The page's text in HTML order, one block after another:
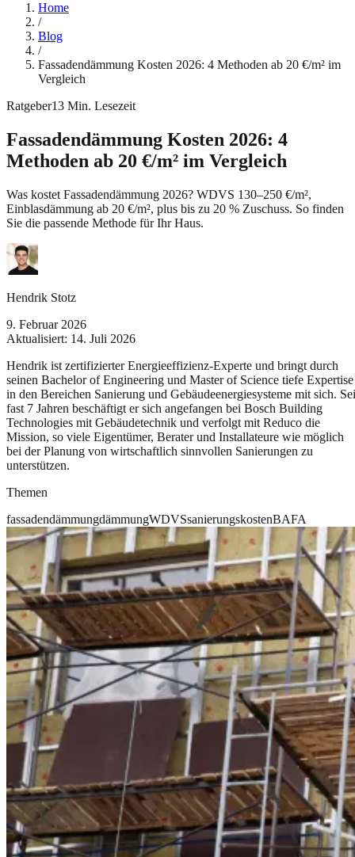
Home
/
Blog
/
Fassadendämmung Kosten 2026: 4 Methoden ab 20 €/m² im
Vergleich
Ratgeber13 Min. Lesezeit
Fassadendämmung Kosten 2026: 4
Methoden ab 20 €/m² im Vergleich
Was kostet Fassadendämmung 2026? WDVS 130–250 €/m²,
Einblasdämmung ab 20 €/m², plus bis zu 20 % Zuschuss. So finden
Sie die passende Methode für Ihr Haus.
Hendrik Stotz
9. Februar 2026
Aktualisiert: 14. Juli 2026
Hendrik ist zertifizierter Energieeffizienz-Experte und bringt durch
seinen Bachelor of Engineering und Master of Science tiefe Expertise
in den Bereichen Sanierung und Gebäudeenergiesysteme mit sich.
fast 7 Jahren beschäftigt er sich angefangen bei Bosch Building
Technologies mit Gebäudetechnik und verfolgt mit Reduco die
Mission, so viele Eigentümer, Berater und Installateure wie möglich
bei der Planung von wirtschaftlich sinnvollen Sanierungen zu
unterstützen.
Themen
fassadendämmungdämmungWDVSsanierungskostenBAFA